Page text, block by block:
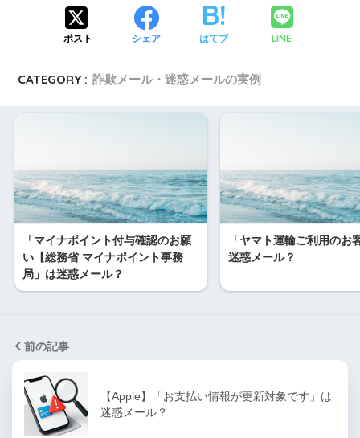
ポスト シェア はてブ LINE
CATEGORY : 詐欺メール・迷惑メールの実例
「マイナポイント付与確認のお願
い【総務省 マイナポイント事務
局」は迷惑メール？
「ヤマト運輸ご利用のお
迷惑メール？
前の記事
【Apple】「お支払い情報が更新対象です」は
迷惑メール？